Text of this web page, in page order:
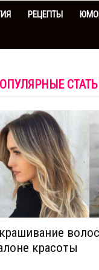
РЕЦЕПТЫ
красоты